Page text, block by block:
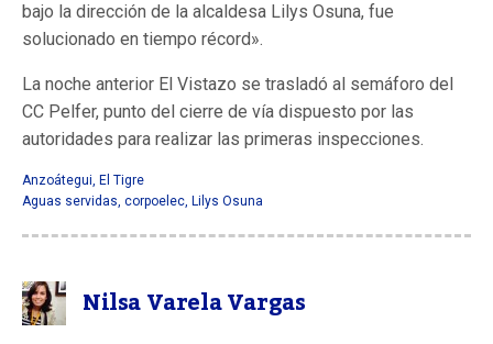
bajo la dirección de la alcaldesa Lilys Osuna, fue
solucionado en tiempo récord».
La noche anterior El Vistazo se trasladó al semáforo del
CC Pelfer, punto del cierre de vía dispuesto por las
autoridades para realizar las primeras inspecciones.
Anzoátegui, El Tigre
Aguas servidas, corpoelec, Lilys Osuna
Nilsa Varela Vargas